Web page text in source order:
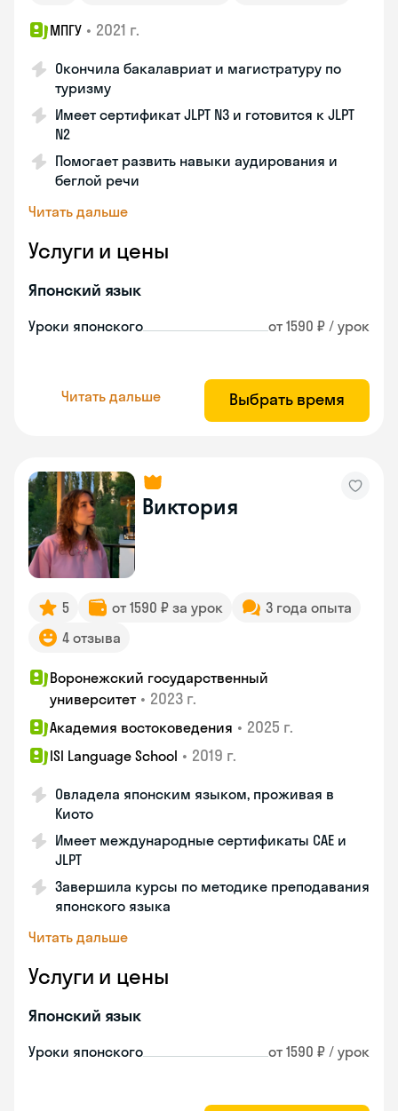
МПГУ • 2021 г.
Окончила бакалавриат и магистратуру по
туризму
Имеет сертификат JLPT N3 и готовится к JLPT
N2
Помогает развить навыки аудирования и
беглой речи
Читать дальше
Услуги и цены
Японский язык
Уроки японского от 1590 ₽ / урок
Читать дальше Выбрать время
Виктория
5 от 1590 ₽ за урок
3 года опыта
4 отзыва
Воронежский государственный
университет • 2023 г.
Академия востоковедения • 2025 г.
ISI Language School • 2019 г.
Овладела японским языком, проживая в
Киото
Имеет международные сертификаты CAE и
JLPT
Завершила курсы по методике преподавания
японского языка
Читать дальше
Услуги и цены
Японский язык
Уроки японского от 1590 ₽ / урок